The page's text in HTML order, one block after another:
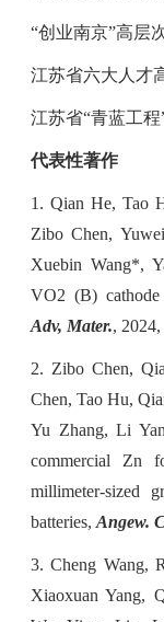
“创业南京”高层
江苏省六大人才
江苏省“青蓝工
代表性著作
1. Qian He, Tao
Zibo Chen,
Xuebin Wang*,
VO2 (B) cathode
Adv, Mater.,
2. Zibo Chen,
Chen, Tao Hu,
Yu Zhang, Li
commercial Zn
millimeter-sized
batteries, Angew.
3. Cheng Wang,
Xiaoxuan Yang,